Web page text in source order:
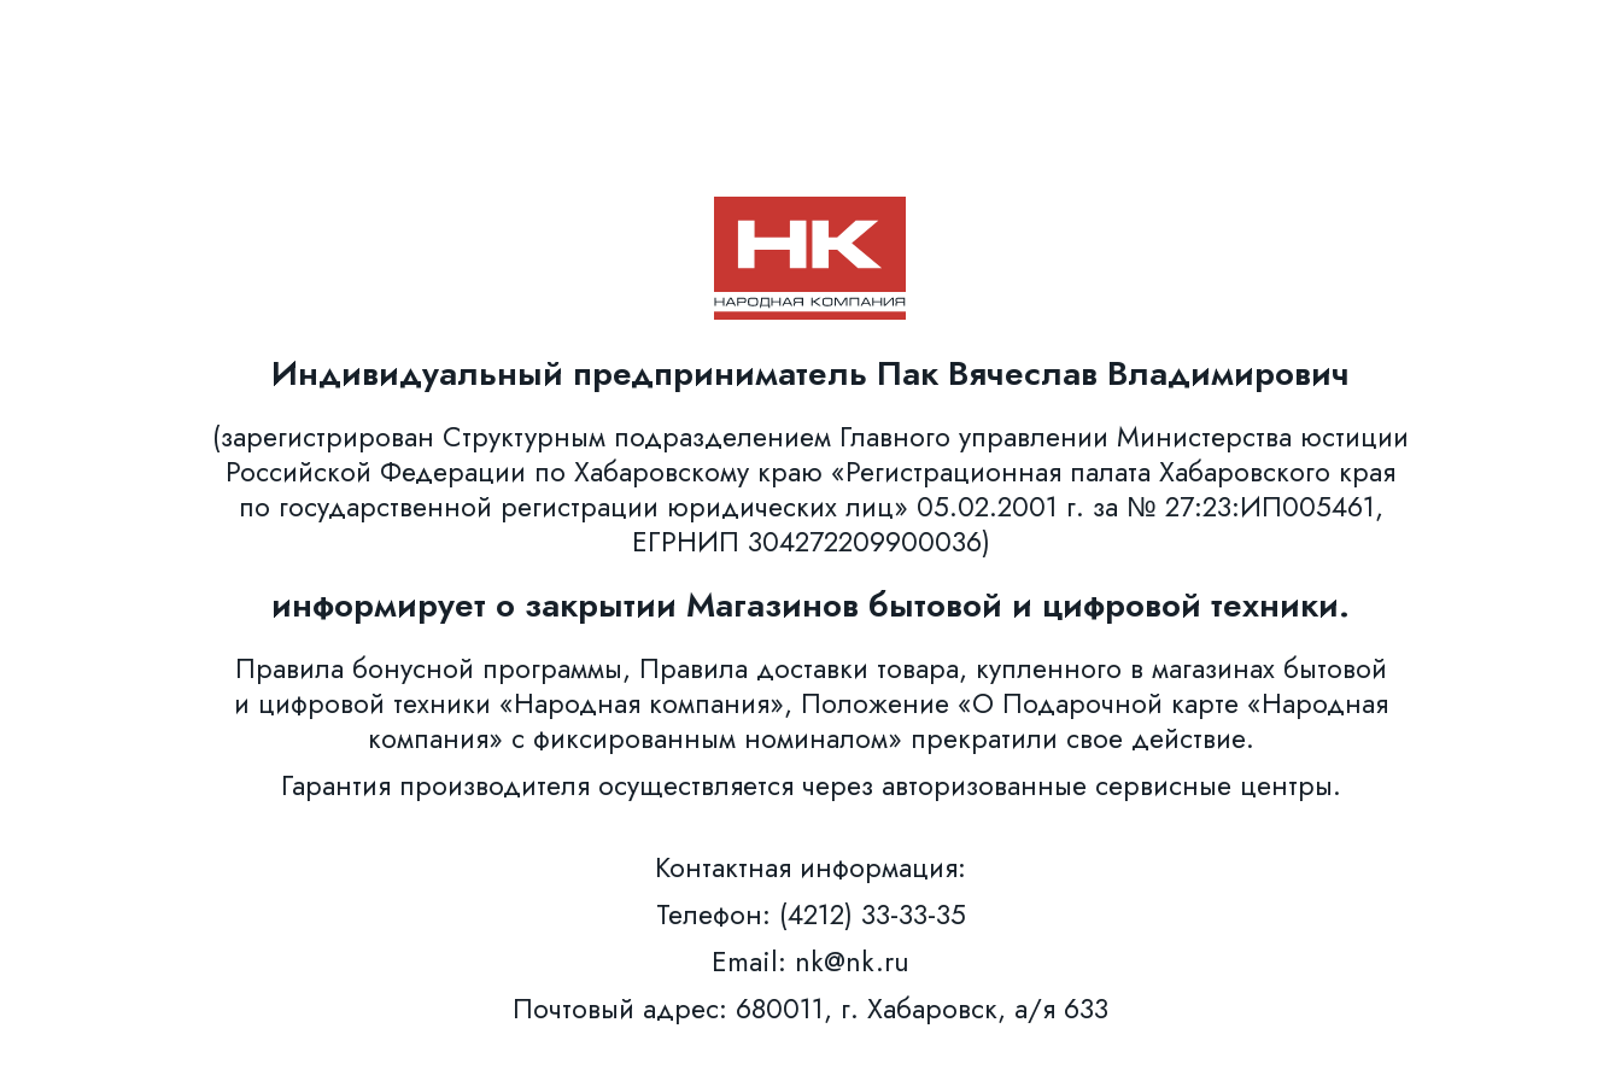
Индивидуальный предприниматель Пак Вячеслав Владимирович
(зарегистрирован Структурным подразделением Главного управлении Министерства юстиции
Российской Федерации по Хабаровскому краю «Регистрационная палата Хабаровского края
по государственной регистрации юридических лиц» 05.02.2001 г. за № 27:23:ИП005461,
ЕГРНИП 304272209900036)
информирует о закрытии Магазинов бытовой и цифровой техники.
Правила бонусной программы, Правила доставки товара, купленного в магазинах бытовой
и цифровой техники «Народная компания», Положение «О Подарочной карте «Народная
компания» с фиксированным номиналом» прекратили свое действие.
Гарантия производителя осуществляется через авторизованные сервисные центры.
Контактная информация:
Телефон: (4212) 33-33-35
Email: nk@nk.ru
Почтовый адрес: 680011, г. Хабаровск, а/я 633